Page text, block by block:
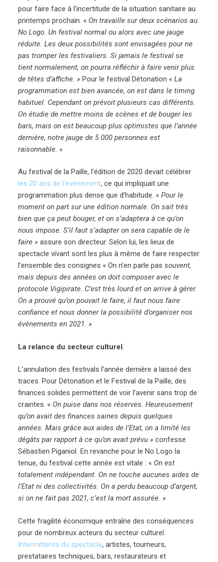
pour faire face à l’incertitude de la situation sanitaire au
printemps prochain. « On travaille sur deux scénarios au
No Logo. Un festival normal ou alors avec une jauge
réduite. Les deux possibilités sont envisagées pour ne
pas tromper les festivaliers. Si jamais le festival se
tient normalement, on pourra réfléchir à faire venir plus
de têtes d’affiche. »Pour le festival Détonation «La
programmation est bien avancée, on est dans le timing
habituel. Cependant on prévoit plusieurs cas différents.
On étudie de mettre moins de scènes et de bouger les
bars, mais on est beaucoup plus optimistes que l’année
dernière, notre jauge de 5 000 personnes est
raisonnable. »
Au festival de la Paille, l’édition de 2020 devait célébrer
les 20 ans de l’événement, ce qui impliquait une
programmation plus dense que d’habitude. «Pour le
moment on part sur une édition normale. On sait très
bien que ça peut bouger, et on s’adaptera à ce qu’on
nous impose. S’il faut s’adapter on sera capable de le
faire »assure son directeur. Selon lui, les lieux de
spectacle vivant sont les plus à même de faire respecter
l’ensemble des consignes « On n’en parle pas souvent,
mais depuis des années on doit composer avec le
protocole Vigipirate. C’est très lourd et on arrive à gérer.
On a prouvé qu’on pouvait le faire, il faut nous faire
confiance et nous donner la possibilité d’organiser nos
événements en 2021. »
La relance du secteur culturel.
L’annulation des festivals l’année dernière a laissé des
traces. Pour Détonation et le Festival de la Paille, des
finances solides permettent de voir l’avenir sans trop de
craintes. « On puise dans nos réserves. Heureusement
qu’on avait des finances saines depuis quelques
années. Mais grâce aux aides de l’Etat, on a limité les
dégâts par rapport à ce qu’on avait prévu »confesse
Sébastien Piganiol. En revanche pour le No Logo la
tenue, du festival cette année est vitale : « On est
totalement indépendant. On ne touche aucunes aides de
l’Etat ni des collectivités. On a perdu beaucoup d’argent,
si on ne fait pas 2021, c’est la mort assurée. »
Cette fragilité économique entraîne des conséquences
pour de nombreux acteurs du secteur culturel.
Intermittents du spectacle, artistes, tourneurs,
prestataires techniques, bars, restaurateurs et